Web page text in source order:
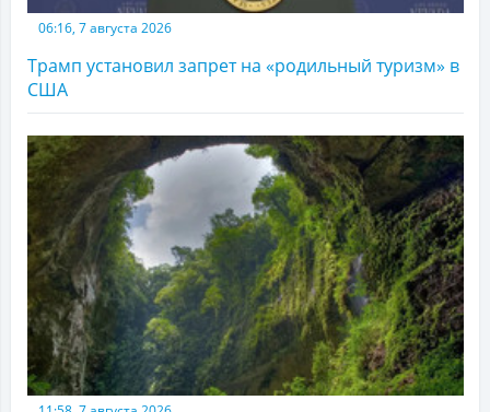
06:16, 7 августа 2026
Трамп установил запрет на «родильный туризм» в
США